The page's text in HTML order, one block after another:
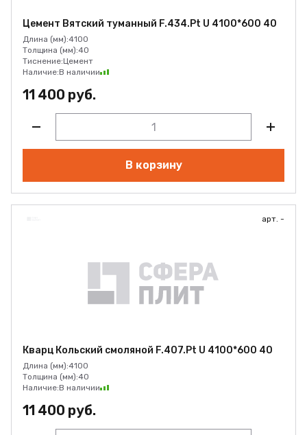
Цемент Вятский туманный F.434.Pt U 4100*600 40
Длина (мм):4100
Толщина (мм):40
Тиснение:Цемент
Наличие:В наличии
11 400 руб.
В корзину
арт. -
Кварц Кольский смоляной F.407.Pt U 4100*600 40
Длина (мм):4100
Толщина (мм):40
Наличие:В наличии
11 400 руб.